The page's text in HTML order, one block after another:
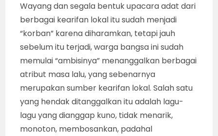
Wayang dan segala bentuk upacara adat dari
berbagai kearifan lokal itu sudah menjadi
“korban” karena diharamkan, tetapi jauh
sebelum itu terjadi, warga bangsa ini sudah
memulai “ambisinya” menanggalkan berbagai
atribut masa lalu, yang sebenarnya
merupakan sumber kearifan lokal. Salah satu
yang hendak ditanggalkan itu adalah lagu-
lagu yang dianggap kuno, tidak menarik,
monoton, membosankan, padahal